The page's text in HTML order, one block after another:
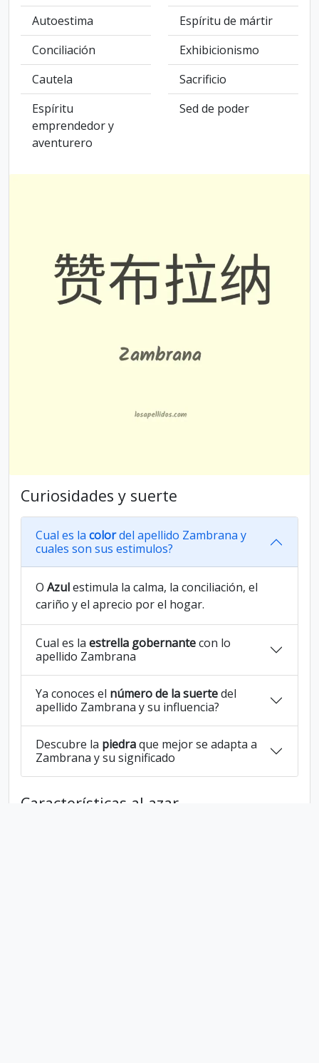
Autoestima
Conciliación
Cautela
Espíritu
emprendedor y
aventurero
Espíritu de mártir
Exhibicionismo
Sacrificio
Sed de poder
Curiosidades y suerte
Cual es la colordel apellido Zambrana y
cuales son sus estimulos?
O Azulestimula la calma, la conciliación, el
cariño y el aprecio por el hogar.
Cual es la estrella gobernantecon lo
apellido Zambrana
Ya conoces el número de la suertedel
apellido Zambrana y su influencia?
Descubre la piedraque mejor se adapta a
Zambrana y su significado
Características al azar